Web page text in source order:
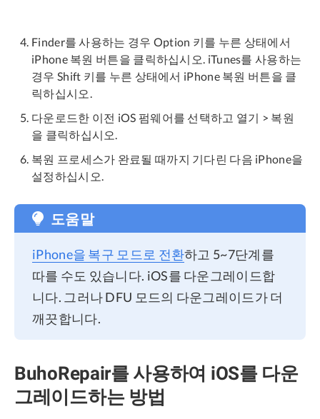
Finder를 사용하는 경우 Option 키를 누른 상태에서
iPhone 복원 버튼을 클릭하십시오. iTunes를 사용하는
경우 Shift 키를 누른 상태에서 iPhone 복원 버튼을 클
릭하십시오.
다운로드한 이전 iOS 펌웨어를 선택하고 열기 > 복원
을 클릭하십시오.
복원 프로세스가 완료될 때까지 기다린 다음 iPhone을
설정하십시오.
도움말
iPhone을 복구 모드로 전환하고 5~7단계를
따를 수도 있습니다. iOS를 다운그레이드합
니다. 그러나 DFU 모드의 다운그레이드가 더
깨끗합니다.
BuhoRepair를 사용하여 iOS를 다운
그레이드하는 방법